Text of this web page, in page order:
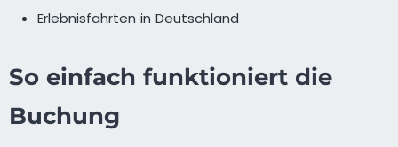
Erlebnisfahrten in Deutschland
So einfach funktioniert die
Buchung